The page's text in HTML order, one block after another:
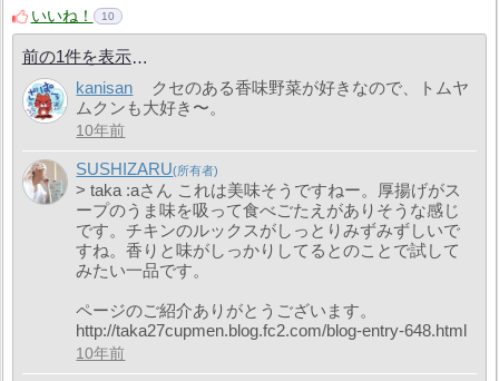
いいね！
10
前の1件を表示
kanisan
クセのある香味野菜が好きなので、トムヤ
ムクンも大好き〜。
10年前
SUSHIZARU
> taka :aさん これは美味そうですねー。厚揚げがス
ープのうま味を吸って食べごたえがありそうな感じ
です。チキンのルックスがしっとりみずみずしいで
すね。香りと味がしっかりしてるとのことで試して
みたい一品です。
ページのご紹介ありがとうございます。
http://taka27cupmen.blog.fc2.com/blog-entry-648.html
10年前